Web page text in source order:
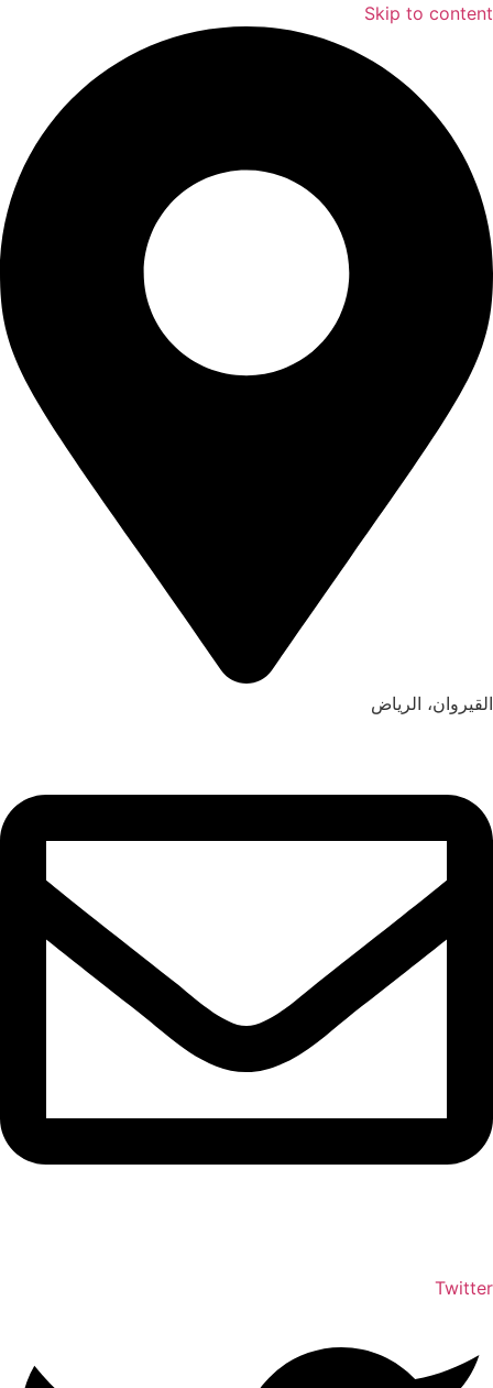
Skip to content
القيروان، الرياض
Twitter